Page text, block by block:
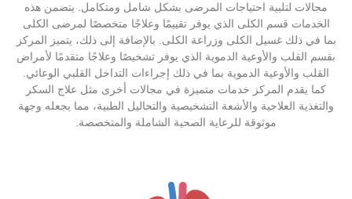
مجالات لتلبية احتياجات المرضى بشكل شامل ومتكامل. يتضمن هذه
الخدمات قسم الكلى الذي يوفر تقييمًا وعلاجًا متخصصًا لمرضى الكلى
بما في ذلك غسيل الكلى وزراعة الكلى. بالإضافة إلى ذلك، يتميز المركز
بقسم القلب والأوعية الدموية الذي يوفر تشخيصًا وعلاجًا متقدمًا لأمراض
القلب والأوعية الدموية بما في ذلك إجراءات التداخل القلبي الوعائي.
كما يقدم المركز خدمات متميزة في مجالات أخرى مثل علاج السكر
والتغذية العلاجية والأشعة التشخيصية والتحاليل الطبية، مما يجعله وجهة
موثوقة للرعاية الصحية الشاملة والمتخصصة.